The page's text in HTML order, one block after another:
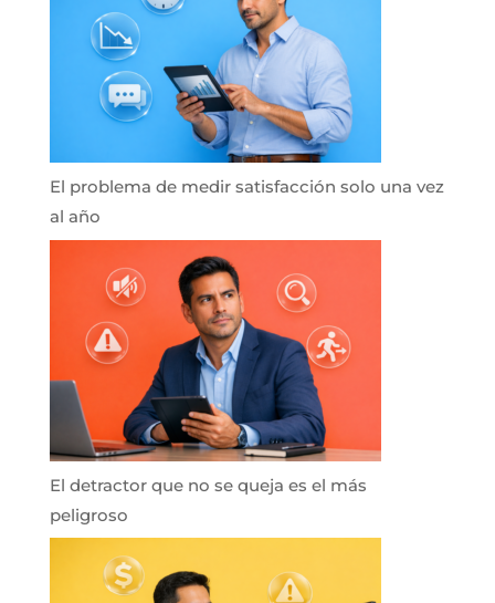
El problema de medir satisfacción solo una vez
al año
El detractor que no se queja es el más
peligroso